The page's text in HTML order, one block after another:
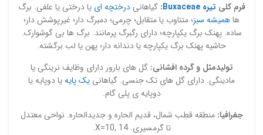
فرم کلی تیره Buxaceae: گیاهانیدرختچه ای یا درختی یا علفی. برگ
هاهمیشه سبز؛ متناوب یا متقابل؛ چرمی؛ دمبرگ دار؛ غیرپوشش دار؛
ساده. پهنک برگ یکپارچه؛ دارای رگبرگ پرمانند. برگ ها بی گوشوارک.
حاشیه پهنک برگ یکپارچه یا دندانه دار؛ پهن یا لب برگشته.
تولیدمثل و گرده افشانی:گل های بارور دارای وظایف نرینگی یا
مادینگی. دارای گل های تک جنسی. گیاهانی یک پایهیا دوپایه یا
دوپایه ی پلی گام.
جغرافیا:منطقه قطب شمال، قدیم الحاره و جدیدالحاره. نواحی معتدل
تا گرمسیری. X=10, 14.